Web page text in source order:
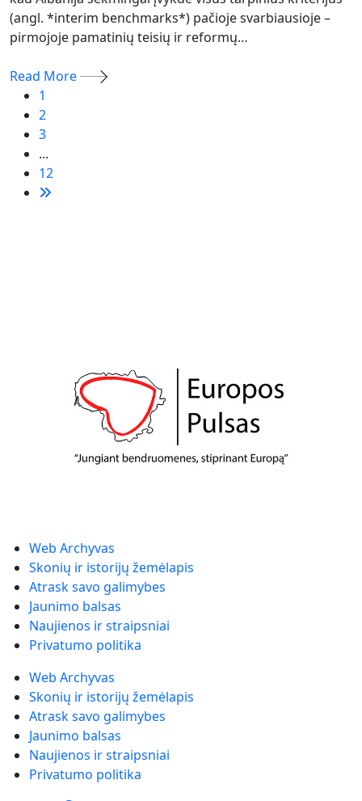
(angl. *interim benchmarks*) pačioje svarbiausioje –
pirmojoje pamatinių teisių ir reformų…
Read More
1
2
3
...
12
Web Archyvas
Skonių ir istorijų žemėlapis
Atrask savo galimybes
Jaunimo balsas
Naujienos ir straipsniai
Privatumo politika
Web Archyvas
Skonių ir istorijų žemėlapis
Atrask savo galimybes
Jaunimo balsas
Naujienos ir straipsniai
Privatumo politika